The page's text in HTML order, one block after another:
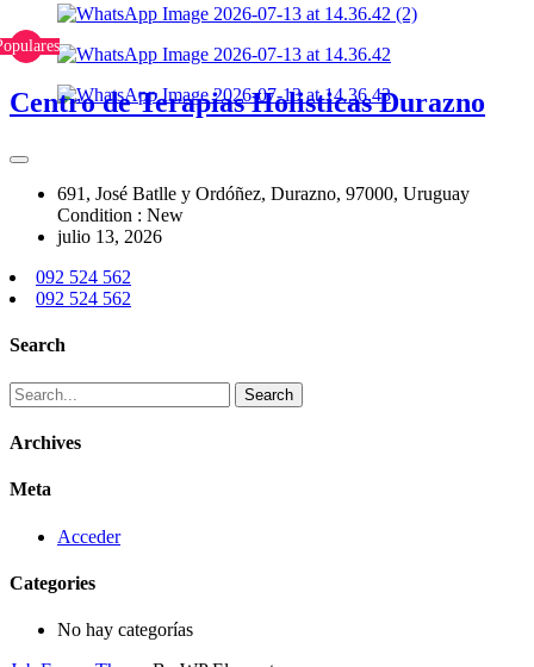
Centro de Terapias Holisticas Durazno
691, José Batlle y Ordóñez, Durazno, 97000, Uruguay
Condition : New
julio 13, 2026
092 524 562
092 524 562
Search
Archives
Meta
Acceder
Categories
No hay categorías